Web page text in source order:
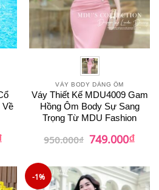
Về
Giá
hiện
729.000₫.
VÁY BODY DÁNG ÔM
Váy Thiết Kế MDU4009 Gam
Hồng Ôm Body Sự Sang
Trọng Từ MDU Fashion
950.000₫ Giá
gốc
749.000₫Giá
hiện
-1%